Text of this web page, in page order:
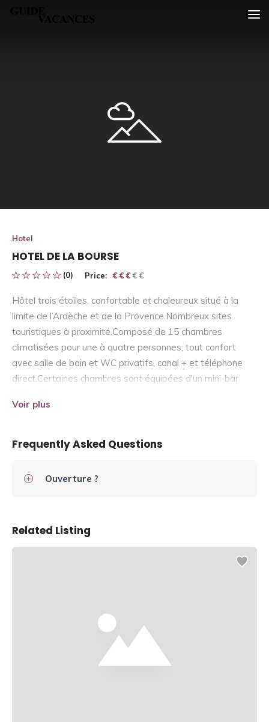
Hotel
HOTEL DE LA BOURSE
(0) Price: € € € € €
€ € €
Hôtel trois étoiles, confortable et chaleureux situé à la
limite de l’Ardèche et de la Provence.Nombreux sites
touristiques à proximité.Composé de 15 chambres
climatisées pour une à quatre personnes, tout confort
avec salle de bain et WC privatifs, canal + et téléphone
direct.Certaines chambres sont équipées d’un mini-bar
Voir plus
Frequently Asked Questions
Ouverture ?
Related Listing